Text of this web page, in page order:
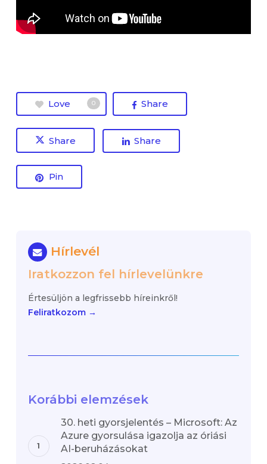
Love 0 Share
Share Share
Pin
Hírlevél
Iratkozzon fel hírlevelünkre
Értesüljön a legfrissebb híreinkről!
Feliratkozom →
Korábbi elemzések
30. heti gyorsjelentés – Microsoft: Az
Azure gyorsulása igazolja az óriási
AI-beruházásokat